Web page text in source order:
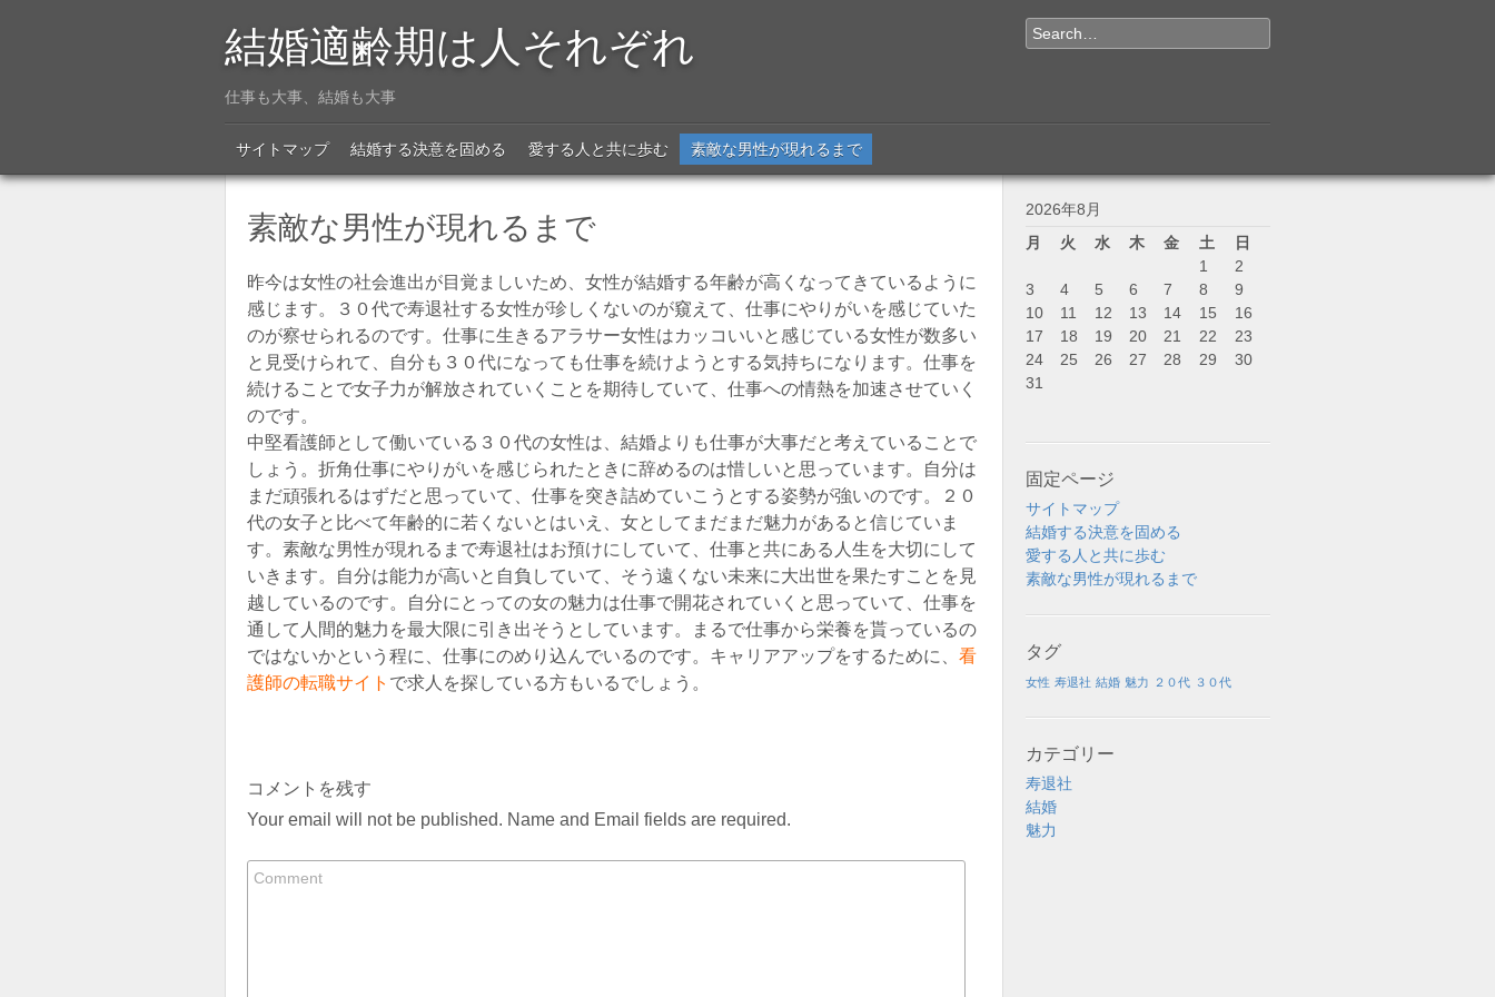
結婚適齢期は人それぞれ
仕事も大事、結婚も大事
Search
Menu
SKIP TO CONTENT
サイトマップ 結婚する決意を固める 愛する人と共に歩む 素敵な男性が現れるまで
素敵な男性が現れるまで
昨今は女性の社会進出が目覚ましいため、女性が結婚する年齢が高くなってきているように
感じます。３０代で寿退社する女性が珍しくないのが窺えて、仕事にやりがいを感じていた
のが察せられるのです。仕事に生きるアラサー女性はカッコいいと感じている女性が数多い
と見受けられて、自分も３０代になっても仕事を続けようとする気持ちになります。仕事を
続けることで女子力が解放されていくことを期待していて、仕事への情熱を加速させていく
のです。
中堅看護師として働いている３０代の女性は、結婚よりも仕事が大事だと考えていることで
しょう。折角仕事にやりがいを感じられたときに辞めるのは惜しいと思っています。自分は
まだ頑張れるはずだと思っていて、仕事を突き詰めていこうとする姿勢が強いのです。２０
代の女子と比べて年齢的に若くないとはいえ、女としてまだまだ魅力があると信じていま
す。素敵な男性が現れるまで寿退社はお預けにしていて、仕事と共にある人生を大切にして
いきます。自分は能力が高いと自負していて、そう遠くない未来に大出世を果たすことを見
越しているのです。自分にとっての女の魅力は仕事で開花されていくと思っていて、仕事を
通して人間的魅力を最大限に引き出そうとしています。まるで仕事から栄養を貰っているの
ではないかという程に、仕事にのめり込んでいるのです。キャリアアップをするために、 看
護師の転職サイト で求人を探している方もいるでしょう。
コメントを残す
Your email will not be published. Name and Email fields are required.
2026年8月
月
火 水 木 金 土
日
1
2
3
4 5 6 7 8
9
10
11 12 13 14 15
16
17
18 19 20 21 22
23
24
25 26 27 28 29
30
31
固定ページ
サイトマップ
結婚する決意を固める
愛する人と共に歩む
素敵な男性が現れるまで
タグ
女性 寿退社 結婚 魅力 ２０代 ３０代
カテゴリー
寿退社
結婚
魅力